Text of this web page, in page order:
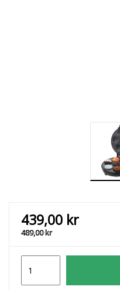
439,00 kr
489,00kr
Muffin